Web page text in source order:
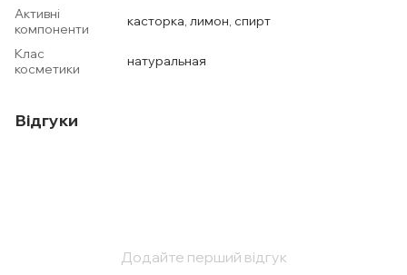
Активні
компоненти
касторка, лимон, спирт
Клас
косметики
натуральная
Відгуки
Додайте перший відгук